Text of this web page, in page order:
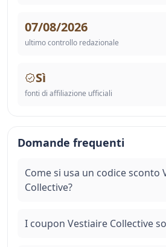
07/08/2026
ultimo controllo redazionale
Sì
fonti di affiliazione ufficiali
Domande frequenti
Come si usa un codice sconto
Collective?
I coupon Vestiaire Collective